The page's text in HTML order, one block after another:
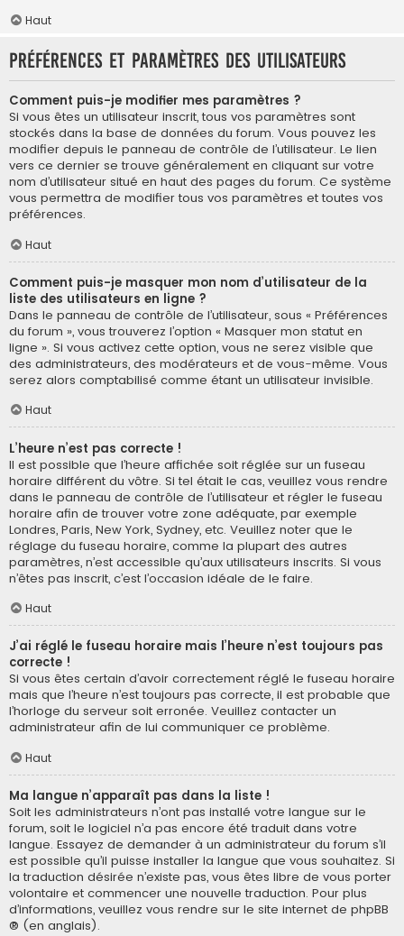
Haut
Préférences et paramètres des utilisateurs
Comment puis-je modifier mes paramètres ?
Si vous êtes un utilisateur inscrit, tous vos paramètres sont
stockés dans la base de données du forum. Vous pouvez les
modifier depuis le panneau de contrôle de l’utilisateur. Le lien
vers ce dernier se trouve généralement en cliquant sur votre
nom d’utilisateur situé en haut des pages du forum. Ce système
vous permettra de modifier tous vos paramètres et toutes vos
préférences.
Haut
Comment puis-je masquer mon nom d’utilisateur de la
liste des utilisateurs en ligne ?
Dans le panneau de contrôle de l’utilisateur, sous « Préférences
du forum », vous trouverez l’option « Masquer mon statut en
ligne ». Si vous activez cette option, vous ne serez visible que
des administrateurs, des modérateurs et de vous-même. Vous
serez alors comptabilisé comme étant un utilisateur invisible.
Haut
L’heure n’est pas correcte !
Il est possible que l’heure affichée soit réglée sur un fuseau
horaire différent du vôtre. Si tel était le cas, veuillez vous rendre
dans le panneau de contrôle de l’utilisateur et régler le fuseau
horaire afin de trouver votre zone adéquate, par exemple
Londres, Paris, New York, Sydney, etc. Veuillez noter que le
réglage du fuseau horaire, comme la plupart des autres
paramètres, n’est accessible qu’aux utilisateurs inscrits. Si vous
n’êtes pas inscrit, c’est l’occasion idéale de le faire.
Haut
J’ai réglé le fuseau horaire mais l’heure n’est toujours pas
correcte !
Si vous êtes certain d’avoir correctement réglé le fuseau horaire
mais que l’heure n’est toujours pas correcte, il est probable que
l’horloge du serveur soit erronée. Veuillez contacter un
administrateur afin de lui communiquer ce problème.
Haut
Ma langue n’apparaît pas dans la liste !
Soit les administrateurs n’ont pas installé votre langue sur le
forum, soit le logiciel n’a pas encore été traduit dans votre
langue. Essayez de demander à un administrateur du forum s’il
est possible qu’il puisse installer la langue que vous souhaitez. Si
la traduction désirée n’existe pas, vous êtes libre de vous porter
volontaire et commencer une nouvelle traduction. Pour plus
d’informations, veuillez vous rendre sur le site internet de phpBB
® (en anglais).